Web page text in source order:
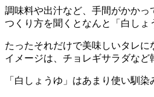
調味料や出汁など、手間がかかっ
つくり方を聞くとなんと「白しょ
たったそれだけで美味しいタレ
イメージは、チョレギサラダなど
「白しょうゆ」はあまり使い馴